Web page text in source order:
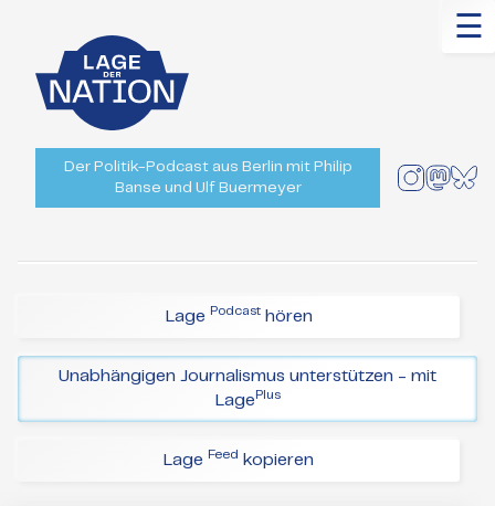
☰
Der Politik-Podcast aus Berlin mit Philip
Banse und Ulf Buermeyer
Lage Podcasthören
Unabhängigen Journalismus unterstützen - mit
Lage Plus
Lage Feed kopieren